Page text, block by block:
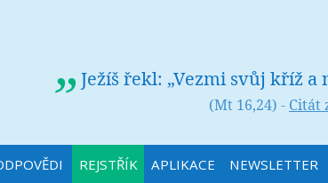
Ježíš řekl: „Vezmi svůj kříž a
(Mt 16,24) - Citát
REJSTŘÍK APLIKACE NEWSLETTER